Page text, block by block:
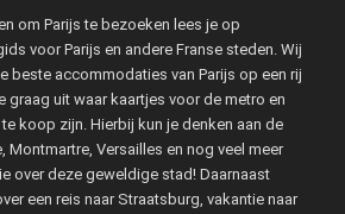
om Parijs te bezoeken lees je op
voor Parijs en andere Franse steden. Wij
beste accommodaties van Parijs op een rij
graag uit waar kaartjes voor de metro en
koop zijn. Hierbij kun je denken aan de
Montmartre, Versailles en nog veel meer
over deze geweldige stad! Daarnaast
een reis naar Straatsburg, vakantie naar